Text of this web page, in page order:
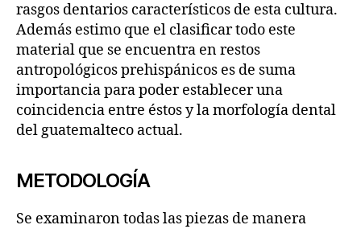
rasgos dentarios característicos de esta cultura.
Además estimo que el clasificar todo este
material que se encuentra en restos
antropológicos prehispánicos es de suma
importancia para poder establecer una
coincidencia entre éstos y la morfología dental
del guatemalteco actual.
METODOLOGÍA
Se examinaron todas las piezas de manera